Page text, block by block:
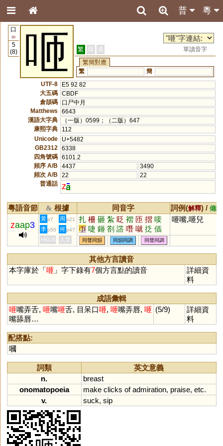
粵
普
口
30
5
(8)
咂 繁 簡 港
單讀音字
繁簡對應
繁
簡
UTF-8
E5 92 82
大五碼 CBDF
倉頡碼
口尸中月
Matthews
6643
漢語大字典
（一版）0599；（二版）647
康熙字典
112
Unicode
U+5482
GB2312
6338
四角號碼 6101.2
頻序 A/B
4437
3490
頻次 A/B
22
22
普通話 z
粵語音節 & 根據 同音字 詞例(解釋) / 備註
zaap3
黃 p7 周 p21 扎 柵 砸 紮 眨 褶 匝 摺 唼
帀 啑 鉔 劄 譗 噆 噈 抸 偛
咂嘴,咂兒
李 p50 何 p47
HKLS 人文 同聲同韻 同韻同調 同聲同調
其他方言讀音
本字庫於「 咂 」字下錄有7個方言點的讀音
詳細資
料
成語彙輯
咂嘴弄舌, 咂嘴咂舌, 目呆口咂, 咂嘴弄唇, 咂
嘴舔唇…
(5/9)
詳細資
料
配搭點:
嘓
詞類
英文意義
n.
breast
onomatopoeia
make clicks of admiration, praise, etc.
v.
suck, sip